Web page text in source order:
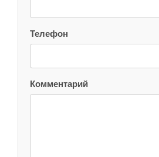
Телефон
Комментарий